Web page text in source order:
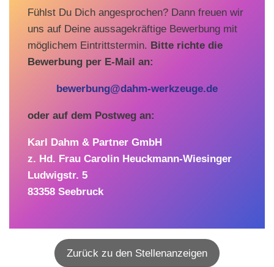
Fühlst Du Dich angesprochen? Dann freuen wir
uns auf Deine aussagekräftige Bewerbung mit
möglichem Eintrittstermin. Bitte richte die
Bewerbung per E-Mail an:
bewerbung@dahm-werkzeuge.de
oder auf dem Postweg an:
Karl Dahm & Partner GmbH
z. Hd. Frau Carolin Heuckmann-Wiesinger
Ludwigstr. 5
83358 Seebruck
Zurück zu den Stellenanzeigen